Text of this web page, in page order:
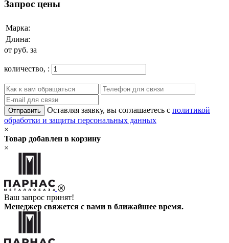
Запрос цены
Марка:
Длина:
от руб. за
количество, :
Отправить Оставляя заявку, вы соглашаетесь с политикой
обработки и защиты персональных данных
×
Товар добавлен в корзину
×
Ваш запрос принят!
Менеджер свяжется с вами в ближайшее время.